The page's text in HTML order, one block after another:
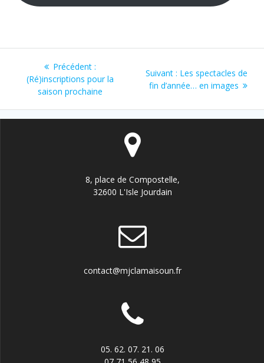
Navigation
l’article
Précédent :Article
précédent
:
(Ré)inscriptions pour la
saison prochaine
Suivant : Article
suivant
Les spectacles de
fin d’année… en images
8, place de Compostelle,
32600 L'Isle Jourdain
contact@mjclamaisoun.fr
05. 62. 07. 21. 06